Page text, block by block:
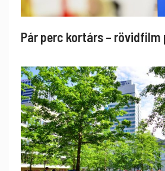
Pár perc kortárs –